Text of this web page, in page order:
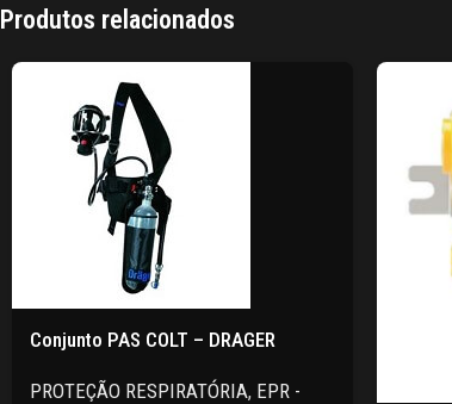
Produtos relacionados
Conjunto PAS COLT – DRAGER
PROTEÇÃO RESPIRATÓRIA, EPR -